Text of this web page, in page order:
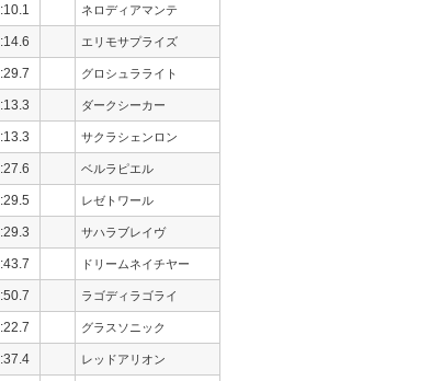
ネロディアマンテ
エリモサプライズ
グロシュラライト
ダークシーカー
サクラシェンロン
ベルラピエル
レゼトワール
サハラブレイヴ
ドリームネイチヤー
ラゴディラゴライ
グラスソニック
レッドアリオン